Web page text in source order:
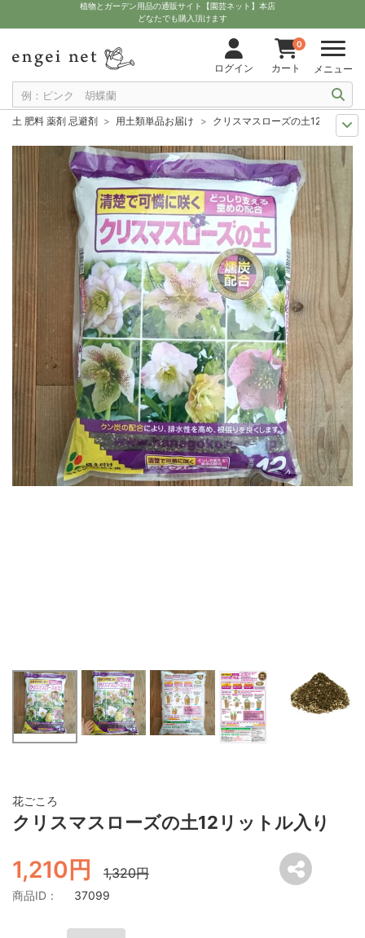
植物とガーデン用品の通販サイト【園芸ネット】本店
どなたでも購入頂けます
ログイン
0
カート メニュー
土 肥料 薬剤 忌避剤 用土類単品お届け
クリスマスローズの土12リットル
11月中下旬予約
グッズ・資材
クリスマスローズの土12リットル入り
12月上中旬予約
グッズ・資材
クリスマスローズの土12リットル入り
10月中下旬予約
グッズ・資材 クリスマスローズの土12リットル入り
花ごころ
クリスマスローズの土12リットル入り
1,210円 1,320円
商品ID： 37099